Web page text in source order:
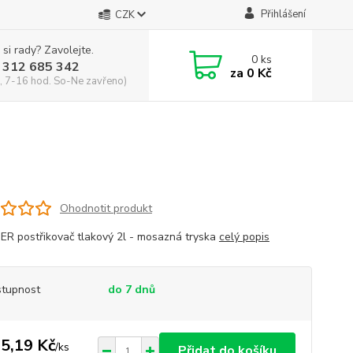
CZK Přihlášení
rady? Zavolejte.
685 342
7-16 hod. So-Ne zavřeno)
0ks
za 0 Kč
Ohodnotit produkt
postřikovač tlakový 2l - mosazná tryska celý popis
do 7 dnů
Kč/ks